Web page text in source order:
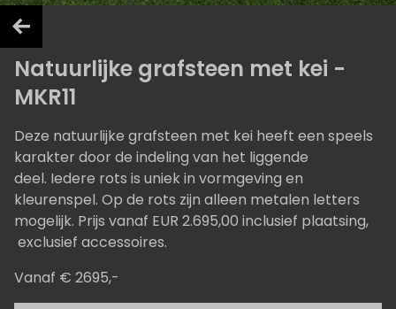
Natuurlijke grafsteen met kei -
MKR11
Deze natuurlijke grafsteen met kei heeft een speels
karakter door de indeling van het liggende
deel. Iedere rots is uniek in vormgeving en
kleurenspel. Op de rots zijn alleen metalen letters
mogelijk. Prijs vanaf EUR 2.695,00 inclusief plaatsing,
exclusief accessoires.
Vanaf € 2695,-